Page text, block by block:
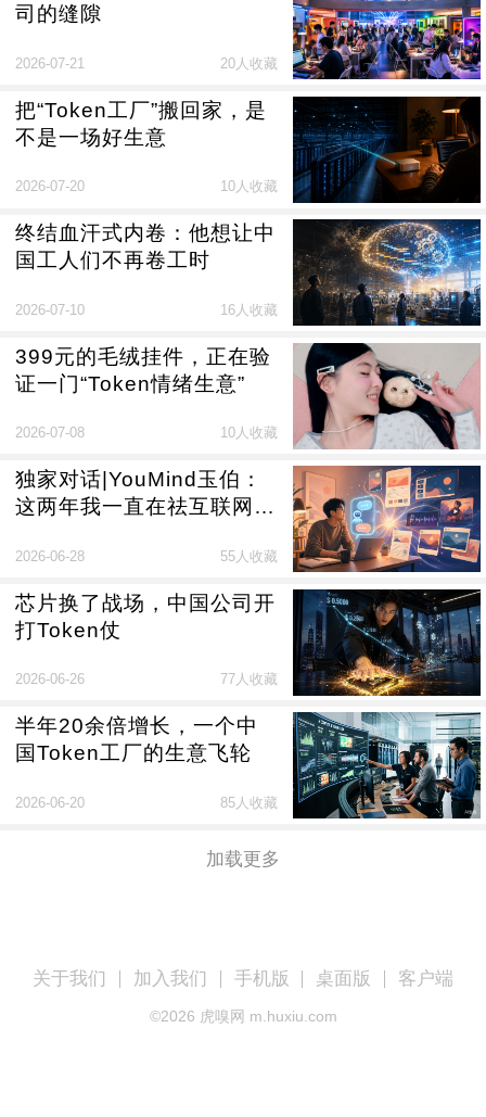
司的缝隙
2026-07-21 20人收藏
把“Token工厂”搬回家，是
不是一场好生意
2026-07-20 10人收藏
终结血汗式内卷：他想让中
国工人们不再卷工时
2026-07-10 16人收藏
399元的毛绒挂件，正在验
证一门“Token情绪生意”
2026-07-08 10人收藏
独家对话|YouMind玉伯：
这两年我一直在祛互联网的
2026-06-28 55人收藏
芯片换了战场，中国公司开
打Token仗
2026-06-26 77人收藏
半年20余倍增长，一个中
国Token工厂的生意飞轮
2026-06-20 85人收藏
加载更多
关于我们 加入我们 手机版 桌面版 客户端
©2026 虎嗅网 m.huxiu.com